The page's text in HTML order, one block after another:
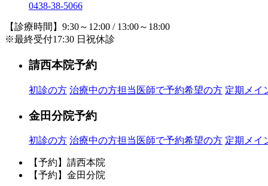
0438-38-5066
【診療時間】9:30～12:00 / 13:00～18:00
※最終受付17:30 日祝休診
請西本院予約
初診の方 治療中の方担当医師で予約希望の方 定期メイ
金田分院予約
初診の方 治療中の方担当医師で予約希望の方 定期メイ
【予約】請西本院
【予約】金田分院